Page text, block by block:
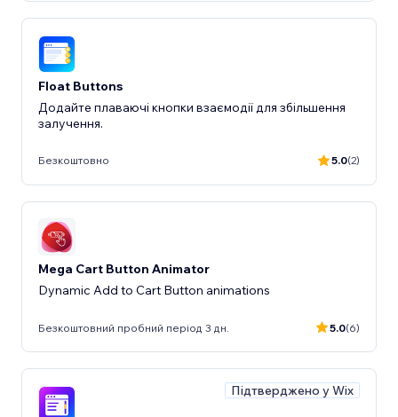
Float Buttons
Додайте плаваючі кнопки взаємодії для збільшення
залучення.
Безкоштовно 5.0(2)
Mega Cart Button Animator
Dynamic Add to Cart Button animations
Безкоштовний пробний період 3 дн. 5.0(6)
Підтверджено у Wix